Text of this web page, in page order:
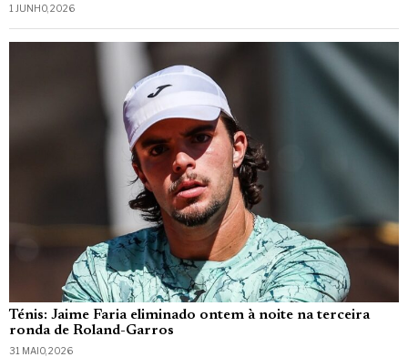
1 JUNHO, 2026
Ténis: Jaime Faria eliminado ontem à noite na terceira
ronda de Roland-Garros
31 MAIO, 2026